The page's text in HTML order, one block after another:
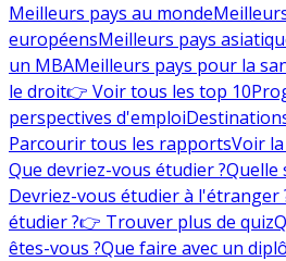
Meilleurs pays au monde
européensMeilleurs pays
un MBAMeilleurs pays pour la
le droit👉 Voir tous les top 10
perspectives d'emploi
Parcourir tous les rapportsVoir
Que devriez-vous étudier ?Quelle
Devriez-vous étudier à l'étranger
étudier ?👉 Trouver plus de quiz
êtes-vous ?Que faire avec un